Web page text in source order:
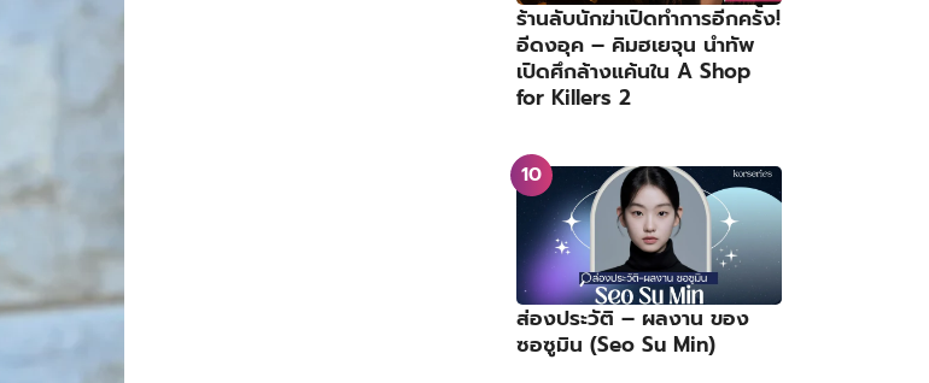
ร้านลับนักฆ่าเปิดทำการอีกครั้ง!
อีดงอุค – คิมฮเยจุน นำทัพ
เปิดศึกล้างแค้นใน A Shop
for Killers 2
ส่องประวัติ – ผลงาน ของ
ซอซูมิน (Seo Su Min)